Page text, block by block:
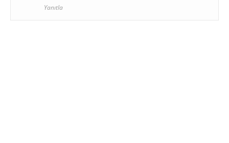
Yanıtla